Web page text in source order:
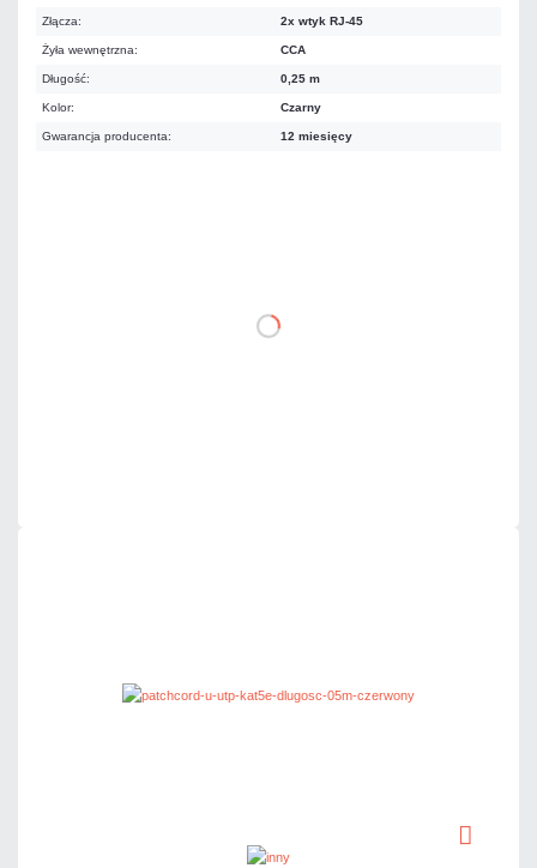
Złącza: 2x wtyk RJ-45
Żyła wewnętrzna: CCA
Długość: 0,25 m
Kolor: Czarny
Gwarancja producenta: 12 miesięcy
DO KOSZYKA